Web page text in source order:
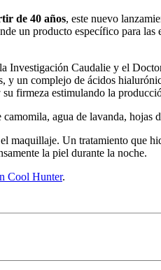
de 40 años, este nuevo
un producto específico para
Investigación Caudalie y el
un complejo de ácidos
firmeza estimulando la
agua de lavanda, hojas
Un tratamiento que
la piel durante la noche.
Cool Hunter.